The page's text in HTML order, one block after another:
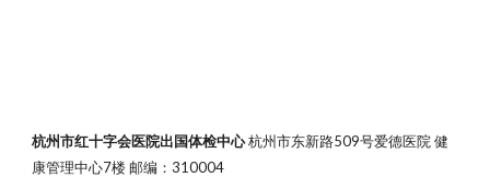
杭州市红十字会医院出国体检中心杭州市东新路509号爱德医院 健
康管理中心7楼 邮编：310004